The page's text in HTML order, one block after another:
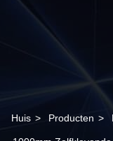
Huis > Producten >